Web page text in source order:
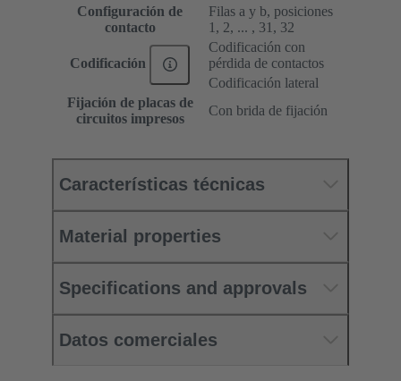
Configuración de
contacto
Filas a y b, posiciones
1, 2, ... , 31, 32
Codificación
Codificación con
pérdida de contactos
Codificación lateral
Fijación de placas de
circuitos impresos
Con brida de fijación
Características técnicas
Material properties
Specifications and approvals
Datos comerciales